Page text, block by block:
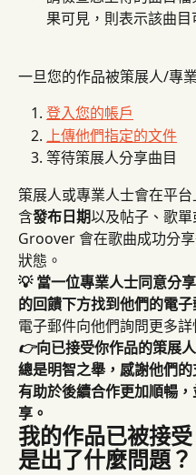
果可見，則表示該曲目
一旦您的作品被策展人/專
登入您的帳戶
上傳他們指定的文件
等待策展人分享曲目
策展人或專業人士會在平
含發布日期以及帖子、歌單
Groover 會在歌曲成功分
狀態。
💡 當一位專業人士同意分
的回饋下方找到他們的電子
電子郵件向他們詢問更多詳
👉向已接受你作品的策展
總是明智之舉，感謝他們
有助於後續合作更加順暢
享。
我的作品已被接
是出了什麼問題？